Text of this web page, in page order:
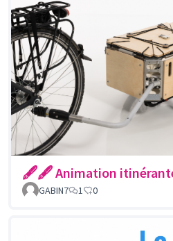
🖋🖋 Animation
GABIN7
1 0